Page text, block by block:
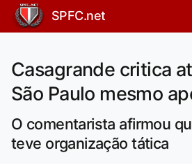
SPFC.net
Casagrande critica
São Paulo mesmo
O comentarista afirmou
teve organização tática